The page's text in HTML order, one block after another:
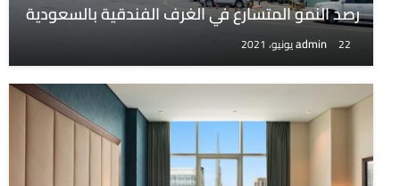
رصد النمو المتسارع في الغرف الفندقية بالسعودية
admin 22 يونيو، 2021